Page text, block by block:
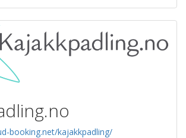
booking.net/kajakkpadling/